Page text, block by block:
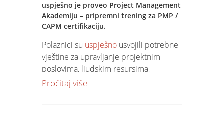
uspješno je proveo Project Management
Akademiju – pripremni trening za PMP /
CAPM certifikaciju.
Polaznici su uspješno usvojili potrebne
vještine za upravljanje projektnim
poslovima, ljudskim resursima,
planiranje budžeta i minimiziranje
Pročitaj više